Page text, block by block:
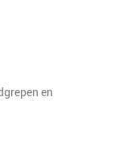
en